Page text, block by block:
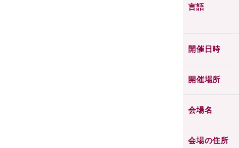
言語
開催日時
開催場所
会場名
会場の住所